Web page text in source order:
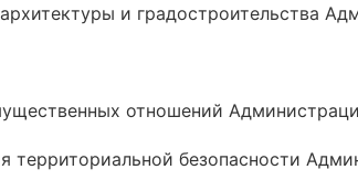
и градостроительства
отношений
территориальной безопасности